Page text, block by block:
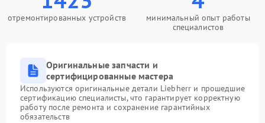
отремонтированных устройств
минимальный опыт работы
специалистов
Оригинальные запчасти и
сертифицированные мастера
Используются оригинальные детали Liebherr и прошедшие
сертификацию специалисты, что гарантирует корректную
работу после ремонта и сохранение гарантийных
обязательств